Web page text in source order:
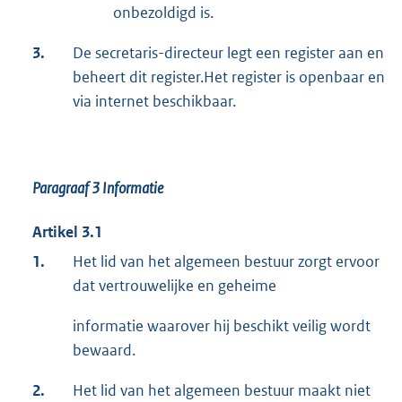
onbezoldigd is.
3.
De secretaris-directeur legt een register aan en
beheert dit register.Het register is openbaar en
via internet beschikbaar.
Paragraaf 3Informatie
Artikel 3.1
1.
Het lid van het algemeen bestuur zorgt ervoor
dat vertrouwelijke en geheime
informatie waarover hij beschikt veilig wordt
bewaard.
2.
Het lid van het algemeen bestuur maakt niet